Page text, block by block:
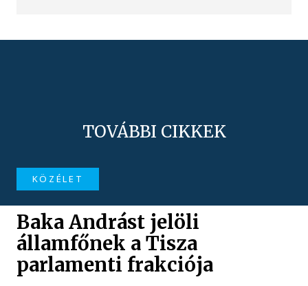
TOVÁBBI CIKKEK
KÖZÉLET
Baka Andrást jelöli
államfőnek a Tisza
parlamenti frakciója